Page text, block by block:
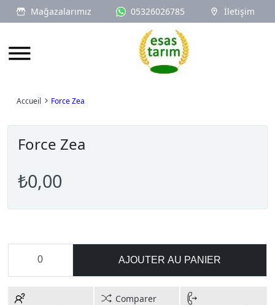
Mağazalarımız 05326026785 İletişim
Logo
Accueil Force Zea
Force Zea
₺0,00
AJOUTER AU PANIER
Comparer